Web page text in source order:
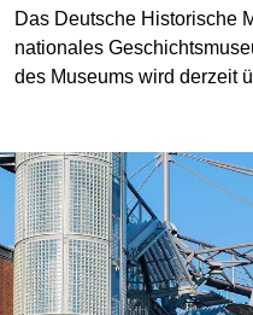
Das Deutsche Historische
nationales
des Museums wird derzeit